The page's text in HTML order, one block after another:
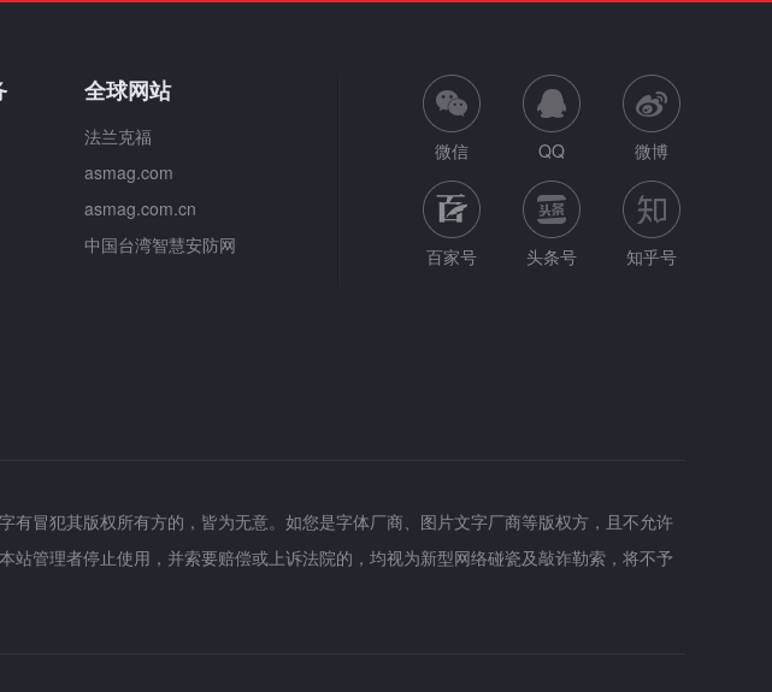
全球网站
法兰克福
asmag.com
asmag.com.cn
中国台湾智慧安防网
微信 QQ 微博
百家号 头条号 知乎号
冒犯其版权所有方的，皆为无意。如您是字体厂商、图片文字厂商等版权方，且不允许
管理者停止使用，并索要赔偿或上诉法院的，均视为新型网络碰瓷及敲诈勒索，将不予